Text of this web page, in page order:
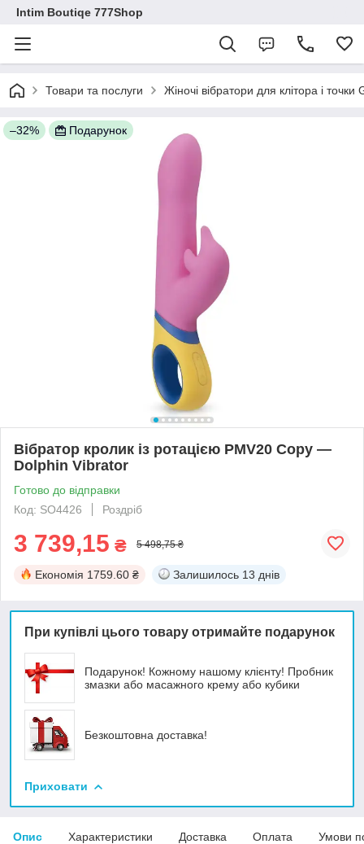
Intim Boutiqe 777Shop
Товари та послуги Жіночі вібратори для клітора і
–32% Подарунок
Вібратор кролик із ротацією PMV20 Copy —
Dolphin Vibrator
Готово до відправки
Код: SO4426
Роздріб
3 739,15 ₴ 5 498,75 ₴
Економія 1759.60 ₴ Залишилось 13 днів
При купівлі цього товару отримайте подарунок
Подарунок! Кожному нашому клієнту! Пробник
змазки або масажного крему або кубики
Безкоштовна доставка!
Приховати
Опис Характеристики Доставка Оплата Умови